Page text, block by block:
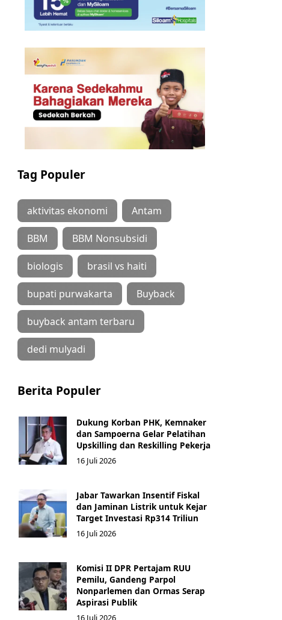
Tag Populer
aktivitas ekonomi Antam
BBM BBM Nonsubsidi
biologis brasil vs haiti
bupati purwakarta Buyback
buyback antam terbaru
dedi mulyadi
Berita Populer
Dukung Korban PHK, Kemnaker
dan Sampoerna Gelar Pelatihan
Upskilling dan Reskilling Pekerja
16 Juli 2026
Jabar Tawarkan Insentif Fiskal
dan Jaminan Listrik untuk Kejar
Target Investasi Rp314 Triliun
16 Juli 2026
Komisi II DPR Pertajam RUU
Pemilu, Gandeng Parpol
Nonparlemen dan Ormas Serap
Aspirasi Publik
16 Juli 2026